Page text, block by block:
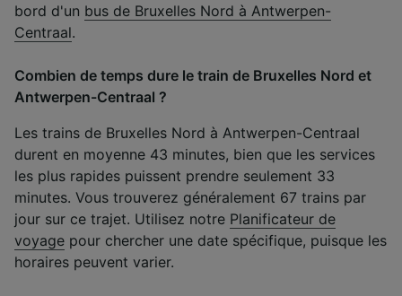
bord d'un bus de Bruxelles Nord à Antwerpen-
Centraal.
Combien de temps dure le train de Bruxelles Nord et
Antwerpen-Centraal ?
Les trains de Bruxelles Nord à Antwerpen-Centraal
durent en moyenne 43 minutes, bien que les services
les plus rapides puissent prendre seulement 33
minutes. Vous trouverez généralement 67 trains par
jour sur ce trajet. Utilisez notre Planificateur de
voyage pour chercher une date spécifique, puisque les
horaires peuvent varier.